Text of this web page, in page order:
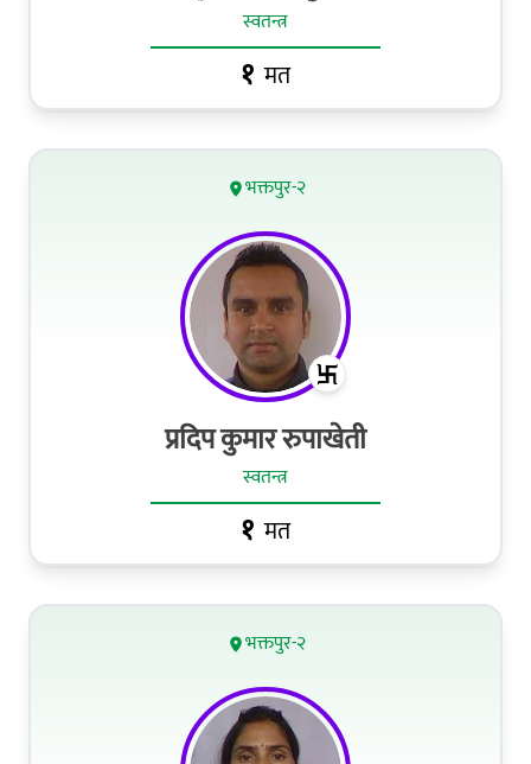
स्वतन्त्र
१ मत
भक्तपुर-२
प्रदिप कुमार रुपाखेती
स्वतन्त्र
१ मत
भक्तपुर-२